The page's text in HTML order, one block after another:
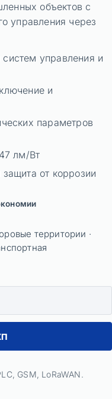
объектов с
управления через
управления и
и
параметров
лм/Вт
от коррозии
территории ·
GSM, LoRaWAN.